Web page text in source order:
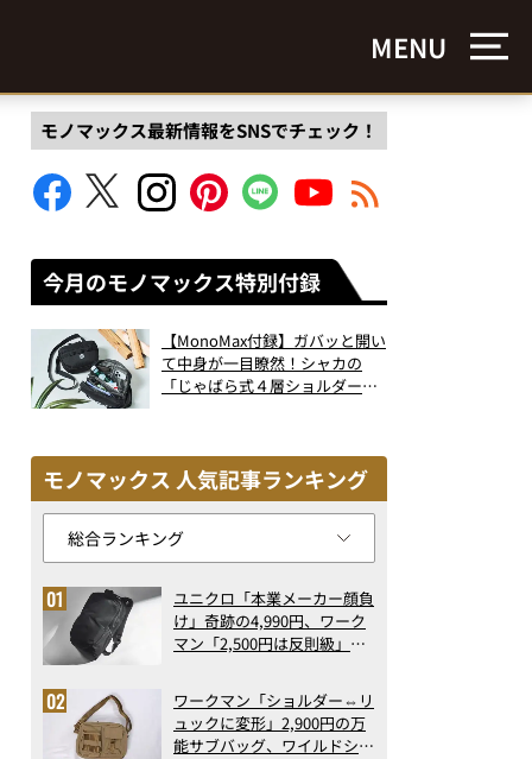
MENU
モノマックス最新情報をSNSでチェック！
今月のモノマックス特別付録
【MonoMax付録】ガバッと開い
て中身が一目瞭然！シャカの
「じゃばら式４層ショルダーバ
モノマックス 人気記事ランキング
ユニクロ「本業メーカー顔負
け」奇跡の4,990円、ワーク
マン「2,500円は反則級」凄
ト3】（2026年6月版）
ワークマン「ショルダー⇔リ
ュックに変形」2,900円の万
能サブバッグ、ワイルドシン